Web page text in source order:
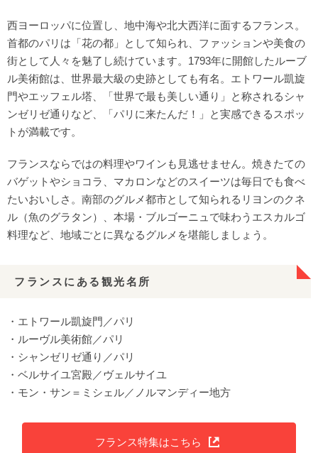
西ヨーロッパに位置し、地中海や北大西洋に面するフランス。
首都のパリは「花の都」として知られ、ファッションや美食の
街として人々を魅了し続けています。1793年に開館したルーブ
ル美術館は、世界最大級の史跡としても有名。エトワール凱旋
門やエッフェル塔、「世界で最も美しい通り」と称されるシャ
ンゼリゼ通りなど、「パリに来たんだ！」と実感できるスポッ
トが満載です。
フランスならではの料理やワインも見逃せません。焼きたての
バゲットやショコラ、マカロンなどのスイーツは毎日でも食べ
たいおいしさ。南部のグルメ都市として知られるリヨンのクネ
ル（魚のグラタン）、本場・ブルゴーニュで味わうエスカルゴ
料理など、地域ごとに異なるグルメを堪能しましょう。
フランスにある観光名所
・エトワール凱旋門／パリ
・ルーヴル美術館／パリ
・シャンゼリゼ通り／パリ
・ベルサイユ宮殿／ヴェルサイユ
・モン・サン＝ミシェル／ノルマンディー地方
フランス特集はこちら